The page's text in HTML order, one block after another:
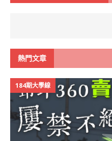
熱門文章
184期大學線